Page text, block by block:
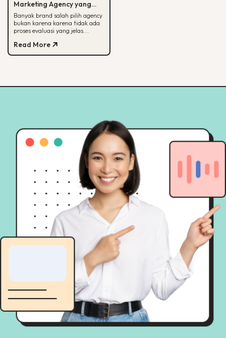
Marketing Agency yang
Tepat untuk Bisnis Kamu
Banyak brand salah pilih agency
bukan karena karena tidak ada
proses evaluasi yang jelas.
menilai agency dari spesialisasi,
track record, hingga
Read More